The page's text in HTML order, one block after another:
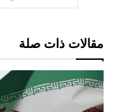
مقالات ذات صلة